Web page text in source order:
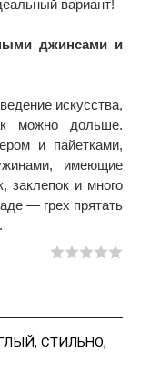
вариант!
джинсами и
искусства,
можно дольше.
и пайетками,
имеющие
заклепок и много
— грех прятать
, СТИЛЬНО,